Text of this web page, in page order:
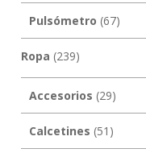
Pulsómetro (67)
Ropa (239)
Accesorios (29)
Calcetines (51)